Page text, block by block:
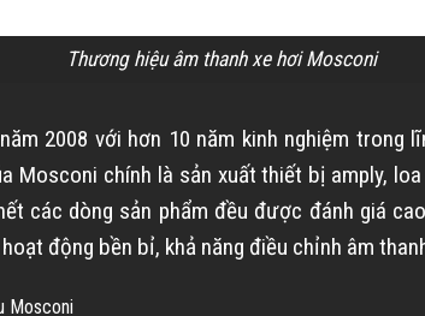
Thương hiệu âm thanh xe hơi Mosconi
2008 với hơn 10 năm kinh nghiệm trong
Mosconi chính là sản xuất thiết bị amply,
các dòng sản phẩm đều được đánh giá
động bền bỉ, khả năng điều chỉnh âm